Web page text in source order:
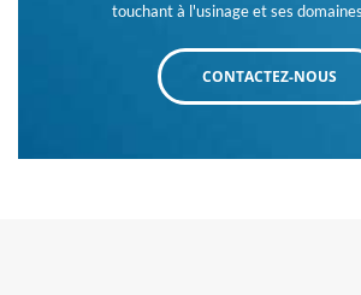
touchant à l'usinage et ses
CONTACTEZ-NOUS